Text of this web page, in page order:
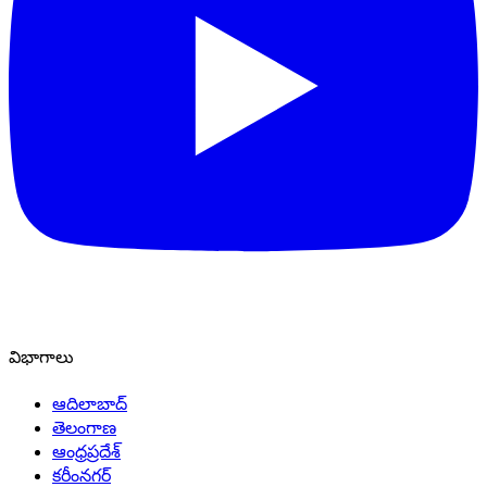
విభాగాలు
ఆదిలాబాద్
తెలంగాణ
ఆంధ్రప్రదేశ్
కరీంనగర్